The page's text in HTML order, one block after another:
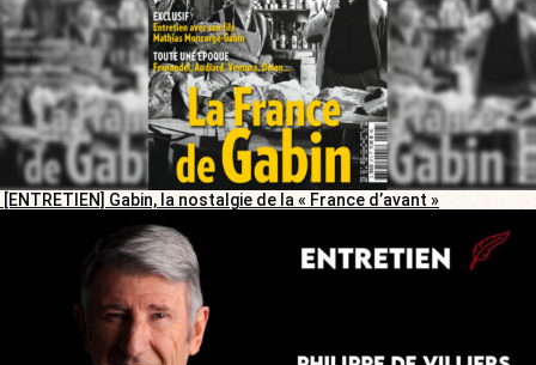
[ENTRETIEN] Gabin, la nostalgie de la « France d’avant »